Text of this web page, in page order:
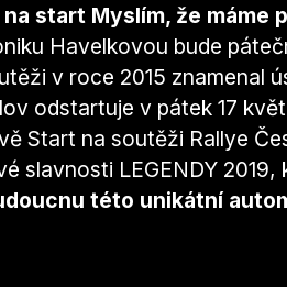
start Myslím, že
Havelkovou bude
v roce 2015 znamenal
odstartuje v pátek 17
Start na soutěži Rallye
slavnosti LEGENDY
této unikátní